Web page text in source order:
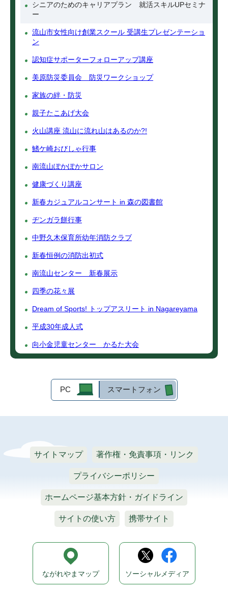
シニアのためのキャリアプラン 就活スキルUPセミナ
ー
流山市女性向け創業スクール 受講生プレゼンテーショ
ン
認知症サポーターフォローアップ講座
美原防災委員会 防災ワークショップ
家族の絆・防災
親子たこあげ大会
火山講座 流山に流れ山はあるのか?!
鰭ケ崎おびしゃ行事
南流山ぽかぽかサロン
健康づくり講座
新春カジュアルコンサート in 森の図書館
ヂンガラ餅行事
中野久木保育所幼年消防クラブ
新春恒例の消防出初式
南流山センター 新春展示
四季の花々展
Dream of Sports! トップアスリート in Nagareyama
平成30年成人式
向小金児童センター かるた大会
PC スマートフォン
サイトマップ 著作権・免責事項・リンク
プライバシーポリシー
ホームページ基本方針・ガイドライン
サイトの使い方 携帯サイト
ながれやまマップ ソーシャルメディア